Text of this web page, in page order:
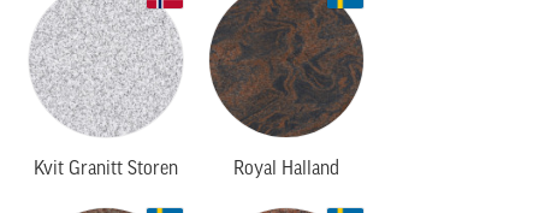
Kvit Granitt Storen Royal Halland